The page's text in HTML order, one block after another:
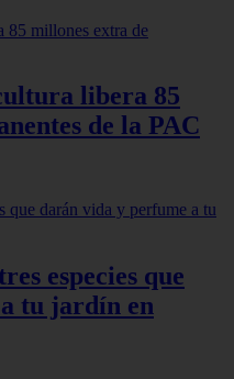
libera 85
de la PAC
especies que
tu jardín en